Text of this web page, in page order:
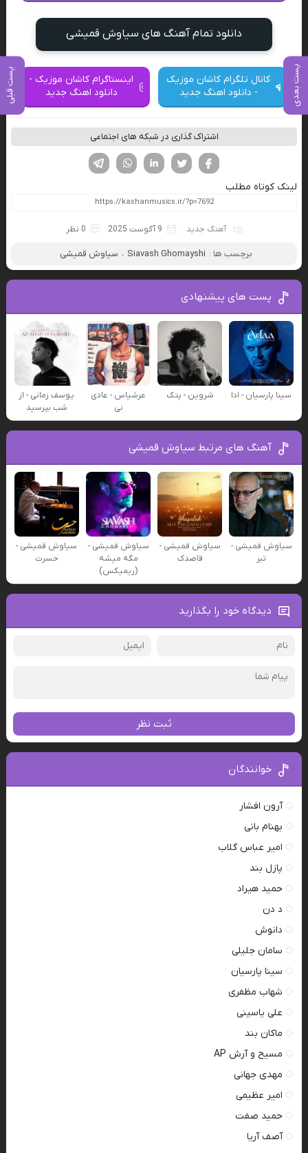
پست بعدی پست قبلی
دانلود تمام آهنگ های سیاوش قمیشی
کانال تلگرام کاشان موزیک
- دانلود اهنگ جدید
اینستاگرام کاشان موزیک -
دانلود اهنگ جدید
اشتراک گذاری در شبکه های اجتماعی
لینکدین تویتر
فیسوک
لینک کوتاه مطلب
آهنگ جدید 9 آگوست 2025 0 نظر
برچسب ها : Siavash Ghomayshi ، سیاوش قمیشی
پست های پیشنهادی
سینا پارسیان - ادا شروین - پتک
عرشیاس - عادی
نی
یوسف زمانی - از
شب بپرسید
آهنگ های مرتبط سیاوش قمیشی
سیاوش قمیشی -
تبر
سیاوش قمیشی -
قاصدک
سیاوش قمیشی -
مگه میشه
(ریمیکس)
سیاوش قمیشی -
حسرت
دیدگاه خود را بگذارید
ثبت نظر
خوانندگان
آرون افشار
بهنام بانی
امیر عباس گلاب
پازل بند
حمید هیراد
د دن
دانوش
سامان جلیلی
سینا پارسیان
شهاب مظفری
علی یاسینی
ماکان بند
مسیح و آرش AP
مهدی جهانی
امیر عظیمی
حمید صفت
آصف آریا